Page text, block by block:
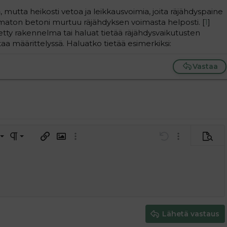
heikosti vetoa ja leikkausvoimia, joita räjähdyspaine
betoni murtuu räjähdyksen voimasta helposti. [1]
rakennelma tai haluat tietää räjähdysvaikutusten
määrittelyssä. Haluatko tietää esimerkiksi:
Vastaa
lista
vasemmalle
Paragraph formatLisää hyperlinkki
Lisää kuvaLaajennettuun editoriin… Kumoa
Lähetä vastaus